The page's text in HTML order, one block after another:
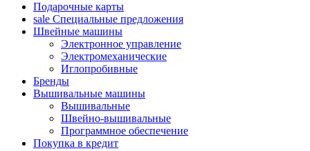
Подарочные карты
sale Специальные предложения
Швейные машины
Электронное управление
Электромеханические
Иглопробивные
Бренды
Вышивальные машины
Вышивальные
Швейно-вышивальные
Программное обеспечение
Покупка в кредит